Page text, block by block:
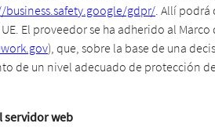
business.safety.google/gdpr/. Allí podrá
El proveedor se ha adherido al Marco
), que, sobre la base de una
de un nivel adecuado de protección
servidor web